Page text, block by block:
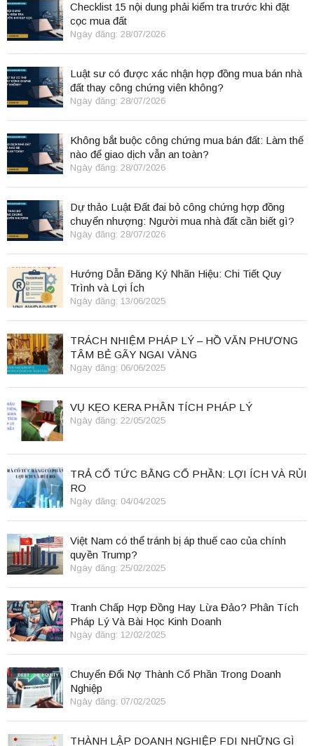
Checklist 15 nội dung phải kiểm tra trước khi đặt
cọc mua đất
Ngày đăng: 28/07/2026
Luật sư có được xác nhận hợp đồng mua bán nhà
đất thay công chứng viên không?
Ngày đăng: 28/07/2026
Không bắt buộc công chứng mua bán đất: Làm thế
nào để giao dịch vẫn an toàn?
Ngày đăng: 28/07/2026
Dự thảo Luật Đất đai bỏ công chứng hợp đồng
chuyển nhượng: Người mua nhà đất cần biết gì?
Ngày đăng: 28/07/2026
Hướng Dẫn Đăng Ký Nhãn Hiệu: Chi Tiết Quy
Trình và Lợi Ích
Ngày đăng: 13/06/2025
TRÁCH NHIỆM PHÁP LÝ – HỒ VĂN PHƯƠNG
TÂM BẺ GÃY NGAI VÀNG
Ngày đăng: 06/06/2025
VỤ KẸO KERA PHÂN TÍCH PHÁP LÝ
Ngày đăng: 22/05/2025
TRẢ CỔ TỨC BẰNG CỔ PHẦN: LỢI ÍCH VÀ RỦI
RO
Ngày đăng: 04/04/2025
Việt Nam có thể tránh bị áp thuế cao của chính
quyền Trump?
Ngày đăng: 25/02/2025
Tranh Chấp Hợp Đồng Hay Lừa Đảo? Phân Tích
Pháp Lý Và Bài Học Kinh Doanh
Ngày đăng: 12/02/2025
Chuyển Đổi Nợ Thành Cổ Phần Trong Doanh
Nghiệp
Ngày đăng: 07/02/2025
THÀNH LẬP DOANH NGHIỆP FDI NHỮNG GÌ